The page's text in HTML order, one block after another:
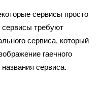
сервисы просто
сервисы требуют
сервиса, который
гаечного
сервиса.